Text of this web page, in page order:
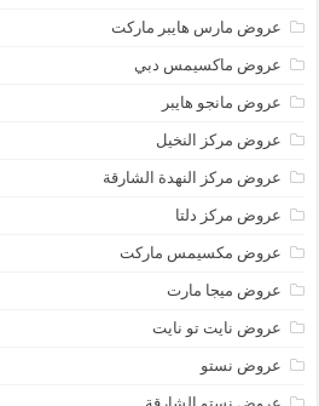
عروض مارس هايبر ماركت
عروض ماكسيمس دبي
عروض مانجو هايبر
عروض مركز النخيل
عروض مركز النهدة الشارقة
عروض مركز دلتا
عروض مكسيمس ماركت
عروض ميجا مارت
عروض نايت تو نايت
عروض نستو